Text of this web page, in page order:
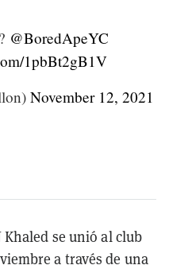
@BoredApeYC
1pbBt2gB1V
November 12, 2021
Khaled se unió al club
a través de una